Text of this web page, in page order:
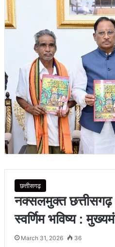
छत्तीसगढ़
नक्सलमुक्त छत्तीसगढ़
स्वर्णिम भविष्य :
March 31, 2026 36